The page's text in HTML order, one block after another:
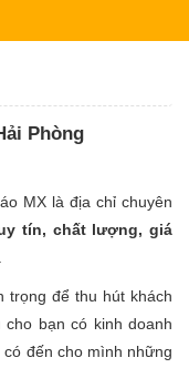
Phòng
MX là địa chỉ chuyên
tín, chất lượng, giá
trọng để thu hút khách
bạn có kinh doanh
đến cho mình những